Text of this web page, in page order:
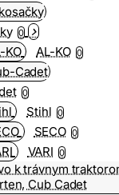
0
AL-KO 0
0
Stihl 0
SECO 0
VARI 0